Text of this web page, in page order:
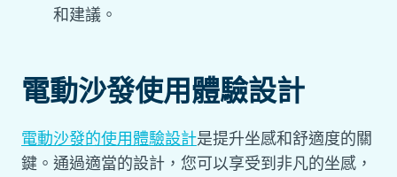
和建議。
電動沙發使用體驗設計
電動沙發的使用體驗設計是提升坐感和舒適度的關
鍵。通過適當的設計，您可以享受到非凡的坐感，